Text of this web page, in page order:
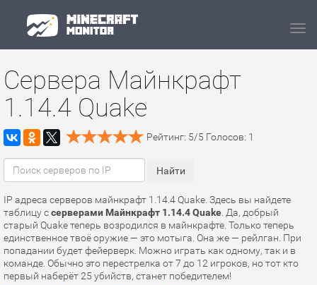
Сервера Майнкрафт
1.14.4 Quake
Рейтинг: 5/5 Голосов: 1
IP адреса серверов майнкрафт 1.14.4 Quake. Здесь вы найдете
таблицу ссерверами Майнкрафт 1.14.4 Quake . Да, добрый
старый Quake теперь возродился в майнкрафте. Только теперь
единственное твоё оружие — это мотыга. Она же — рейлган. При
попадании будет фейерверк. Можно играть как одному, так и в
команде. Обычно это перестрелка от 7 до 12 игроков, но тот кто
первый наберёт 25 убийств, станет победителем!